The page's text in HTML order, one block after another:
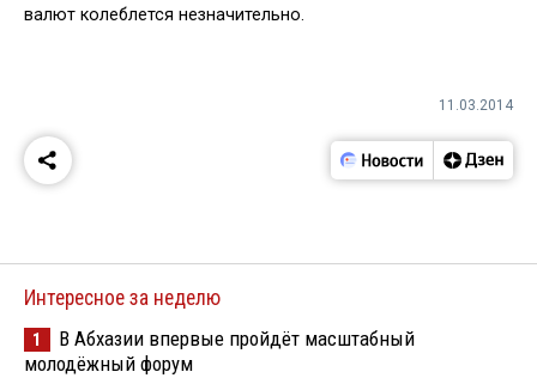
валют колеблется незначительно.
11.03.2014
Интересное за неделю
1
В Абхазии впервые пройдёт масштабный
молодёжный форум